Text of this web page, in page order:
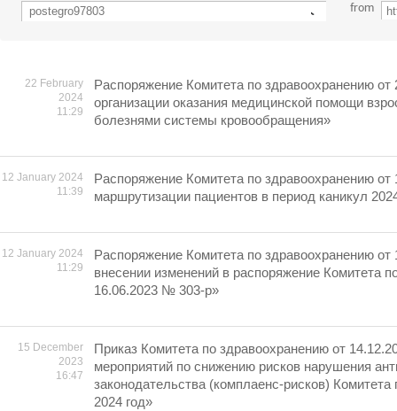
from
22 February
2024
11:29
Распоряжение Комитета по здравоохранению
организации оказания медицинской помощи
болезнями системы кровообращения»
12 January 2024
11:39
Распоряжение Комитета по здравоохранению
маршрутизации пациентов в период каникул
12 January 2024
11:29
Распоряжение Комитета по здравоохранению
внесении изменений в распоряжение Комитета
16.06.2023 № 303-р»
15 December
2023
16:47
Приказ Комитета по здравоохранению от
мероприятий по снижению рисков нарушения
законодательства (комплаенс-рисков)
2024 год»